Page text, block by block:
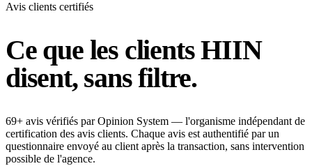
Avis clients certifiés
Ce que les clients HIIN
disent, sans filtre.
69+ avis vérifiés par Opinion System — l'organisme indépendant de
certification des avis clients. Chaque avis est authentifié par un
questionnaire envoyé au client après la transaction, sans intervention
possible de l'agence.